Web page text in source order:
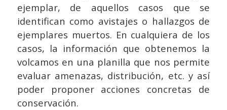
ejemplar, de aquellos casos que se
identifican como avistajes o hallazgos de
ejemplares muertos. En cualquiera de los
casos, la información que obtenemos la
volcamos en una planilla que nos permite
evaluar amenazas, distribución, etc. y así
poder proponer acciones concretas de
conservación.